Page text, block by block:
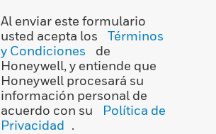
Al enviar este formulario
usted acepta los
Términos
y Condiciones
de
Honeywell, y entiende que
Honeywell procesará su
información personal de
acuerdo con su
Política de
Privacidad .